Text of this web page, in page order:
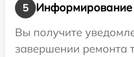
5
Информирование
Вы получите
завершении ремонта